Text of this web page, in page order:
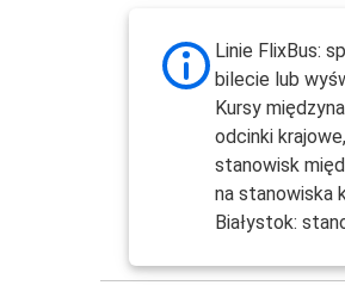
Linie FlixBus:
bilecie lub
Kursy
odcinki
stanowisk
na stanowiska
Białystok: